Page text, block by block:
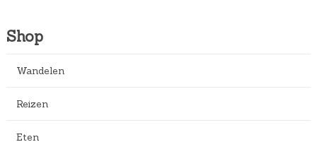
Shop
Wandelen
Reizen
Eten